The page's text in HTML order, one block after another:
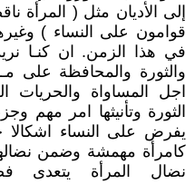
إلى الأديان مثل ( المرأة
قوامون على النساء )
في هذا الزمن. ان كنـا
والثورة والمحافظة على
اجل المساواة والحريات
الثورة وتأنيثها امر مهم
يفرض على النساء اشكالا
كامرأة مهمشة وضمن
نضال المرأة يتعدى